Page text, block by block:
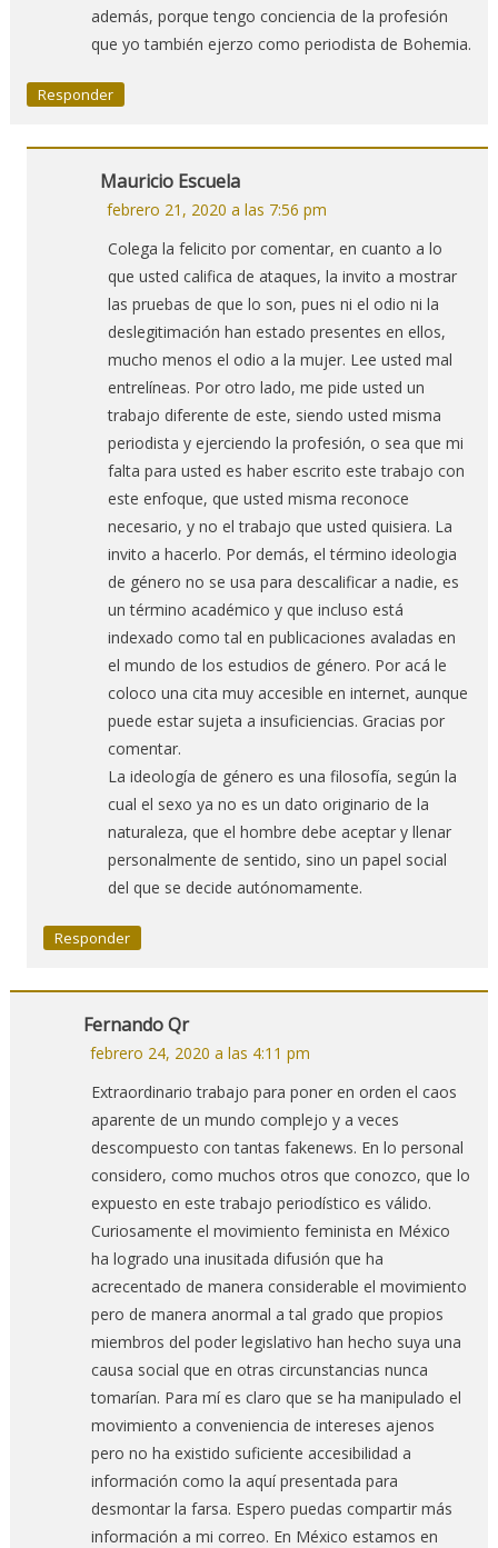
además, porque tengo conciencia de la profesión
que yo también ejerzo como periodista de Bohemia.
Responder
Mauricio Escuela
febrero 21, 2020 a las 7:56 pm
Colega la felicito por comentar, en cuanto a lo
que usted califica de ataques, la invito a mostrar
las pruebas de que lo son, pues ni el odio ni la
deslegitimación han estado presentes en ellos,
mucho menos el odio a la mujer. Lee usted mal
entrelíneas. Por otro lado, me pide usted un
trabajo diferente de este, siendo usted misma
periodista y ejerciendo la profesión, o sea que mi
falta para usted es haber escrito este trabajo con
este enfoque, que usted misma reconoce
necesario, y no el trabajo que usted quisiera. La
invito a hacerlo. Por demás, el término ideologia
de género no se usa para descalificar a nadie, es
un término académico y que incluso está
indexado como tal en publicaciones avaladas en
el mundo de los estudios de género. Por acá le
coloco una cita muy accesible en internet, aunque
puede estar sujeta a insuficiencias. Gracias por
comentar.
La ideología de género es una filosofía, según la
cual el sexo ya no es un dato originario de la
naturaleza, que el hombre debe aceptar y llenar
personalmente de sentido, sino un papel social
del que se decide autónomamente.
Responder
Fernando Qr
febrero 24, 2020 a las 4:11 pm
Extraordinario trabajo para poner en orden el caos
aparente de un mundo complejo y a veces
descompuesto con tantas fakenews. En lo personal
considero, como muchos otros que conozco, que lo
expuesto en este trabajo periodístico es válido.
Curiosamente el movimiento feminista en México
ha logrado una inusitada difusión que ha
acrecentado de manera considerable el movimiento
pero de manera anormal a tal grado que propios
miembros del poder legislativo han hecho suya una
causa social que en otras circunstancias nunca
tomarían. Para mí es claro que se ha manipulado el
movimiento a conveniencia de intereses ajenos
pero no ha existido suficiente accesibilidad a
información como la aquí presentada para
desmontar la farsa. Espero puedas compartir más
información a mi correo. En México estamos en